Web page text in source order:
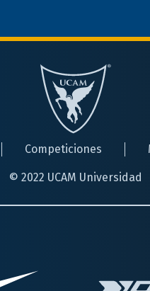
Competiciones
© 2022 UCAM Universidad